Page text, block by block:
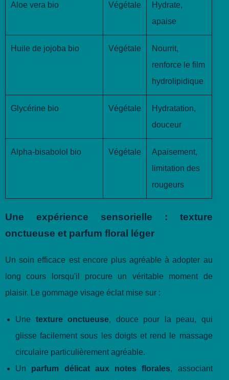
Aloe vera bio Végétale
Hydrate,
apaise
Huile de jojoba bio Végétale
Nourrit,
renforce le film
hydrolipidique
Glycérine bio Végétale
Hydratation,
douceur
Alpha-bisabolol bio Végétale
Apaisement,
limitation des
rougeurs
Une expérience sensorielle : texture
onctueuse et parfum floral léger
Un soin efficace est encore plus agréable à adopter au
long cours lorsqu'il procure un véritable moment de
plaisir. Le gommage visage éclat mise sur :
Une texture onctueuse, douce pour la peau, qui
glisse facilement sous les doigts et rend le massage
circulaire particulièrement agréable.
Un parfum délicat aux notes florales, associant